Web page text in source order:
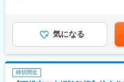
者の育成や新規事業の開拓、
・住宅産業研究所（TACT）にて
して掲載された実績もあります
のある社員が多く、営業ロープ
いに高め合う風土です。
■業務の特徴：
・マーケティングに力を入れて
飛び込み営業がなくても案件獲得
す。
与：年2回（6月、12月 計3.00ヶ
給：年1回（4月）■モデル年収
500万円32歳（パチンコ店勤務
手当（月２万円）・昼食手当（
など賃金はあくまでも目安の金
可能性があります。月給(月額)は
気になる
締切間近